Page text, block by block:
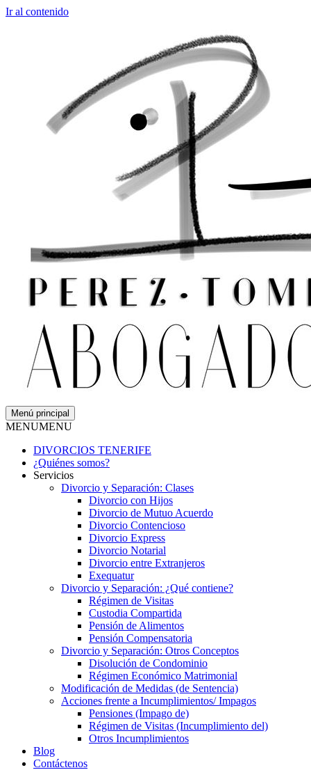
Ir al contenido
Menú principal
MENUMENU
DIVORCIOS TENERIFE
¿Quiénes somos?
Servicios
Divorcio y Separación: Clases
Divorcio con Hijos
Divorcio de Mutuo Acuerdo
Divorcio Contencioso
Divorcio Express
Divorcio Notarial
Divorcio entre Extranjeros
Exequatur
Divorcio y Separación: ¿Qué contiene?
Régimen de Visitas
Custodia Compartida
Pensión de Alimentos
Pensión Compensatoria
Divorcio y Separación: Otros Conceptos
Disolución de Condominio
Régimen Económico Matrimonial
Modificación de Medidas (de Sentencia)
Acciones frente a Incumplimientos/ Impagos
Pensiones (Impago de)
Régimen de Visitas (Incumplimiento del)
Otros Incumplimientos
Blog
Contáctenos